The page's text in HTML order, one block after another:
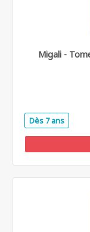
Migali -
Dès 7 ans